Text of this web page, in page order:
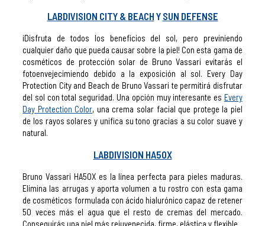
LABDIVISION CITY & BEACH Y SUN DEFENSE
¡Disfruta de todos los beneficios del sol, pero previniendo
cualquier daño que pueda causar sobre la piel! Con esta gama de
cosméticos de protección solar de Bruno Vassari evitarás el
fotoenvejecimiendo debido a la exposición al sol. Every Day
Protection City and Beach de Bruno Vassari te permitirá disfrutar
del sol con total seguridad. Una opción muy interesante es Every
Day Protection Color, una crema solar facial que protege la piel
de los rayos solares y unifica su tono gracias a su color suave y
natural.
LABDIVISION HA50X
Bruno Vassari HA50X es la línea perfecta para pieles maduras.
Elimina las arrugas y aporta volumen a tu rostro con esta gama
de cosméticos formulada con ácido hialurónico capaz de retener
50 veces más el agua que el resto de cremas del mercado.
Conseguirás una piel más rejuvenecida, firme, elástica y flexible.